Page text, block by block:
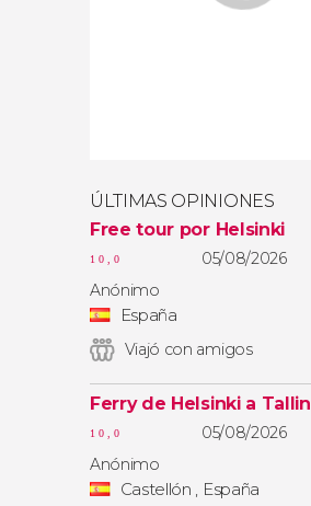
ÚLTIMAS OPINIONES
Free tour por Helsinki
10,0
05/08/2026
Anónimo
España
Viajó con amigos
Ferry de Helsinki a Tallin
10,0
05/08/2026
Anónimo
Castellón , España